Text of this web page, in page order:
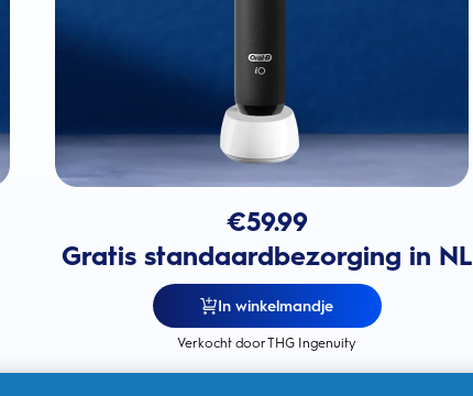
€59.99
Gratis standaardbezorging in NL
In winkelmandje
Verkocht door THG Ingenuity